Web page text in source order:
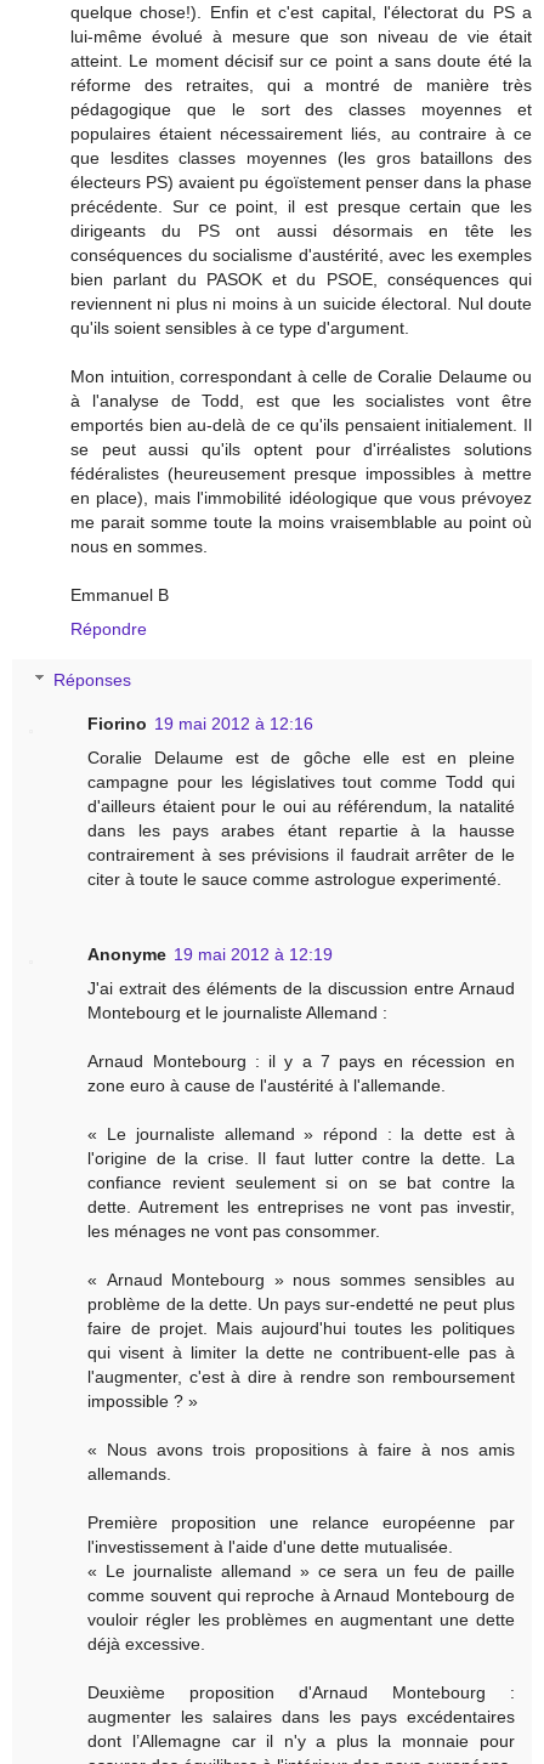
quelque chose!). Enfin et c'est capital, l'électorat du PS a
lui-même évolué à mesure que son niveau de vie était
atteint. Le moment décisif sur ce point a sans doute été la
réforme des retraites, qui a montré de manière très
pédagogique que le sort des classes moyennes et
populaires étaient nécessairement liés, au contraire à ce
que lesdites classes moyennes (les gros bataillons des
électeurs PS) avaient pu égoïstement penser dans la phase
précédente. Sur ce point, il est presque certain que les
dirigeants du PS ont aussi désormais en tête les
conséquences du socialisme d'austérité, avec les exemples
bien parlant du PASOK et du PSOE, conséquences qui
reviennent ni plus ni moins à un suicide électoral. Nul doute
qu'ils soient sensibles à ce type d'argument.
Mon intuition, correspondant à celle de Coralie Delaume ou
à l'analyse de Todd, est que les socialistes vont être
emportés bien au-delà de ce qu'ils pensaient initialement. Il
se peut aussi qu'ils optent pour d'irréalistes solutions
fédéralistes (heureusement presque impossibles à mettre
en place), mais l'immobilité idéologique que vous prévoyez
me parait somme toute la moins vraisemblable au point où
nous en sommes.
Emmanuel B
Répondre
Réponses
Fiorino 19 mai 2012 à 12:16
Coralie Delaume est de gôche elle est en pleine
campagne pour les législatives tout comme Todd qui
d'ailleurs étaient pour le oui au référendum, la natalité
dans les pays arabes étant repartie à la hausse
contrairement à ses prévisions il faudrait arrêter de le
citer à toute le sauce comme astrologue experimenté.
Anonyme 19 mai 2012 à 12:19
J'ai extrait des éléments de la discussion entre Arnaud
Montebourg et le journaliste Allemand :
Arnaud Montebourg : il y a 7 pays en récession en
zone euro à cause de l'austérité à l'allemande.
« Le journaliste allemand » répond : la dette est à
l'origine de la crise. Il faut lutter contre la dette. La
confiance revient seulement si on se bat contre la
dette. Autrement les entreprises ne vont pas investir,
les ménages ne vont pas consommer.
« Arnaud Montebourg » nous sommes sensibles au
problème de la dette. Un pays sur-endetté ne peut plus
faire de projet. Mais aujourd'hui toutes les politiques
qui visent à limiter la dette ne contribuent-elle pas à
l'augmenter, c'est à dire à rendre son remboursement
impossible ? »
« Nous avons trois propositions à faire à nos amis
allemands.
Première proposition une relance européenne par
l'investissement à l'aide d'une dette mutualisée.
« Le journaliste allemand » ce sera un feu de paille
comme souvent qui reproche à Arnaud Montebourg de
vouloir régler les problèmes en augmentant une dette
déjà excessive.
Deuxième proposition d'Arnaud Montebourg :
augmenter les salaires dans les pays excédentaires
dont l’Allemagne car il n'y a plus la monnaie pour